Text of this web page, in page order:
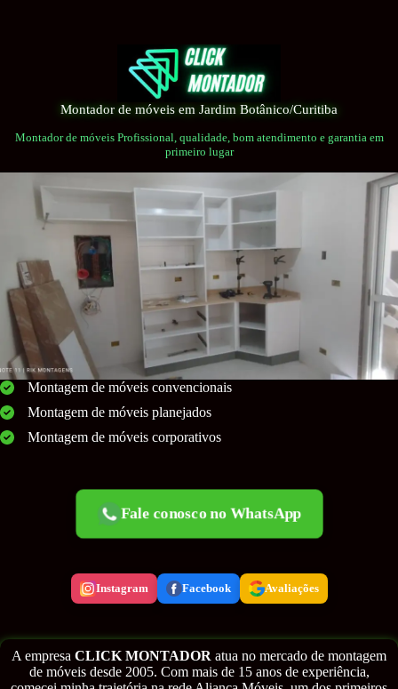
Montador de móveis em Jardim Botânico/Curitiba
Montador de móveis Profissional, qualidade, bom atendimento e garantia em
primeiro lugar
Montagem de móveis convencionais
Montagem de móveis planejados
Montagem de móveis corporativos
Fale conosco no WhatsApp
Instagram Facebook Avaliações
A empresa CLICK MONTADOR atua no mercado de montagem
de móveis desde 2005. Com mais de 15 anos de experiência,